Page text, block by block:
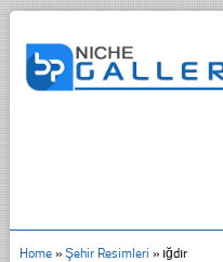
Home» Şehir Resimleri » ığdır